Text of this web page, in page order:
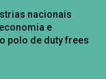
nacionais
e
polo de duty frees